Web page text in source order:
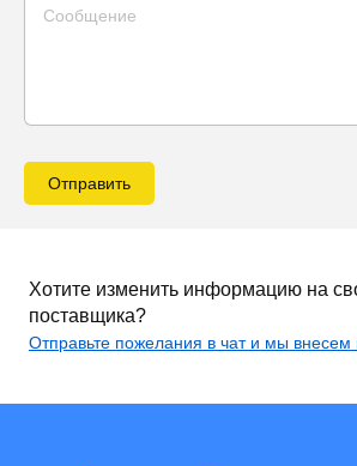
Отправить
Хотите изменить информацию на
поставщика?
Отправьте пожелания в чат и мы внесем